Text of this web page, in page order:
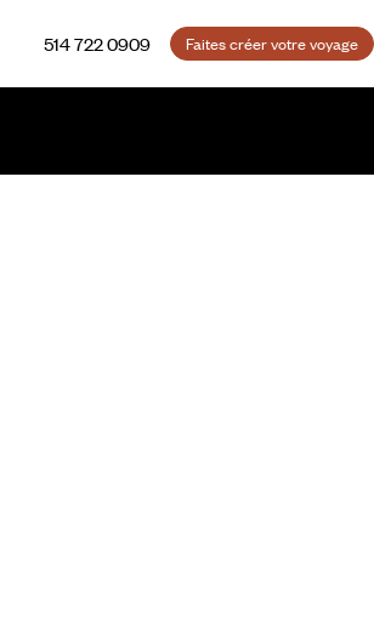
514 722 0909 Faites créer votre voyage